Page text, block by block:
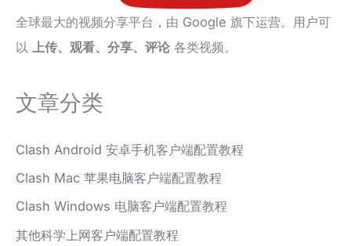
全球最大的视频分享平台，由 Google 旗下运营。用户可
以
上传、观看、分享、评论 各类视频。
文章分类
Clash Android 安卓手机客户端配置教程
Clash Mac 苹果电脑客户端配置教程
Clash Windows 电脑客户端配置教程
其他科学上网客户端配置教程